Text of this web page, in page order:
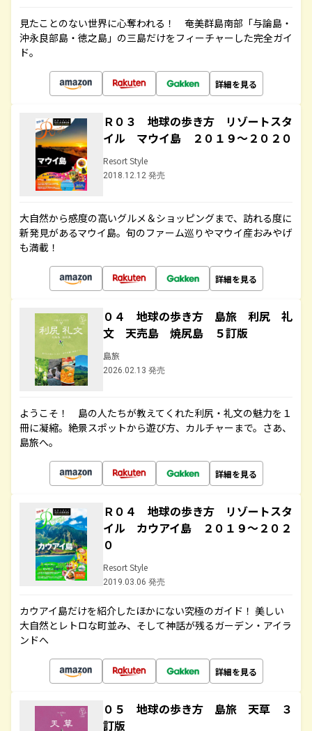
見たことのない世界に心奪われる！ 奄美群島南部「与論島・
沖永良部島・徳之島」の三島だけをフィーチャーした完全ガイ
ド。
詳細を見る
Ｒ０３ 地球の歩き方 リゾートスタ
イル マウイ島 ２０１９～２０２０
Resort Style
2018.12.12 発売
大自然から感度の高いグルメ＆ショッピングまで、訪れる度に
新発見があるマウイ島。旬のファーム巡りやマウイ産おみやげ
も満載！
詳細を見る
０４ 地球の歩き方 島旅 利尻 礼
文 天売島 焼尻島 ５訂版
島旅
2026.02.13 発売
ようこそ！ 島の人たちが教えてくれた利尻・礼文の魅力を１
冊に凝縮。絶景スポットから遊び方、カルチャーまで。さあ、
島旅へ。
詳細を見る
Ｒ０４ 地球の歩き方 リゾートスタ
イル カウアイ島 ２０１９～２０２
０
Resort Style
2019.03.06 発売
カウアイ島だけを紹介したほかにない究極のガイド！ 美しい
大自然とレトロな町並み、そして神話が残るガーデン・アイラ
ンドへ
詳細を見る
０５ 地球の歩き方 島旅 天草 ３
訂版